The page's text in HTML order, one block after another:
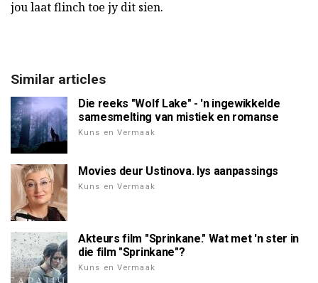
jou laat flinch toe jy dit sien.
Similar articles
Die reeks "Wolf Lake" - 'n ingewikkelde
samesmelting van mistiek en romanse
Kuns en Vermaak
Movies deur Ustinova. lys aanpassings
Kuns en Vermaak
Akteurs film "Sprinkane." Wat met 'n ster in
die film "Sprinkane"?
Kuns en Vermaak